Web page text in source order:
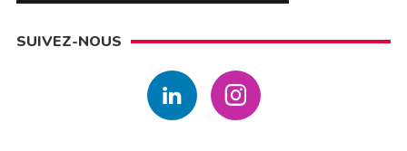
SUIVEZ-NOUS